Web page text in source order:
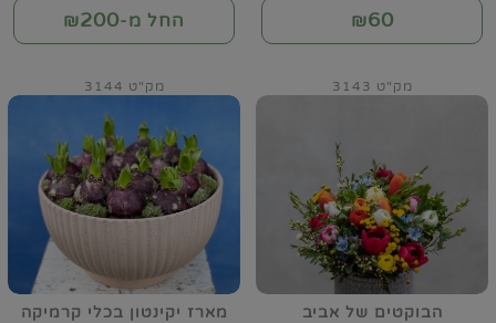
₪60 החל מ-₪200
הבוקטים של אביב
מק"ט 3143
מארז יקינטון בכלי קרמיקה
מק"ט 3144